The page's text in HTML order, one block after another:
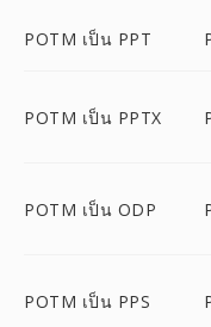
POTM เป็น PPT
POTM เป็น PPTX
POTM เป็น ODP
POTM เป็น PPS